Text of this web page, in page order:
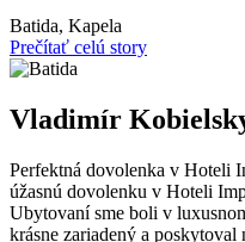
Batida, Kapela
Prečítať celú story
Vladimír
Perfektná dovolenka v Hoteli
úžasnú dovolenku v Hoteli
Ubytovaní sme boli v
krásne zariadený a